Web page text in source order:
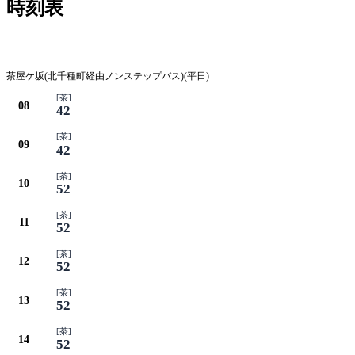
時刻表
茶屋ケ坂(北千種町経由ノンステップバス)(平日)
08
[茶]
42
09
[茶]
42
10
[茶]
52
11
[茶]
52
12
[茶]
52
13
[茶]
52
14
[茶]
52